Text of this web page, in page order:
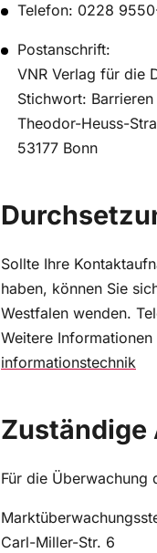
Telefon: 0228
Postanschrift:
VNR Verlag für die
Stichwort:
Theodor-Heuss-
53177 Bonn
Sollte Ihre
haben, können Sie
Westfalen wenden.
Weitere
informationstechnik
Zuständige
Für die Überwachung
Carl-Miller-Str. 6